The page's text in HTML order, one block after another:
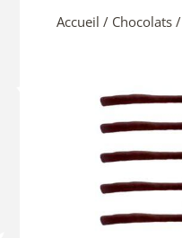
Accueil / Chocolats/